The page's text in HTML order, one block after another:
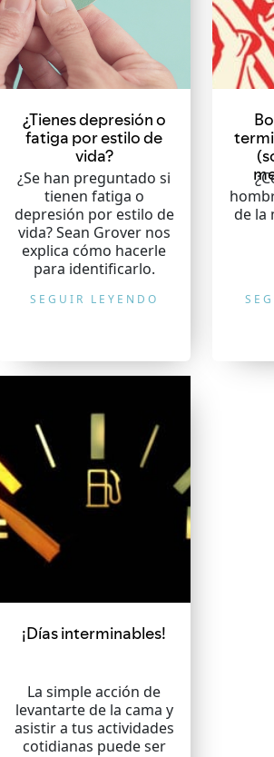
¿Tienes depresión o
fatiga por estilo de
vida?
¿Se han preguntado si
tienen fatiga o
depresión por estilo de
vida? Sean Grover nos
explica cómo hacerle
para identificarlo.
SEGUIR LEYENDO
de la
¡Días interminables!
La simple acción de
levantarte de la cama y
asistir a tus actividades
cotidianas puede ser